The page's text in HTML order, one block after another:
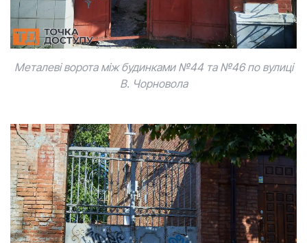
Металеві ворота між будинками №44 та №46 по вулиці
В. Чорновола